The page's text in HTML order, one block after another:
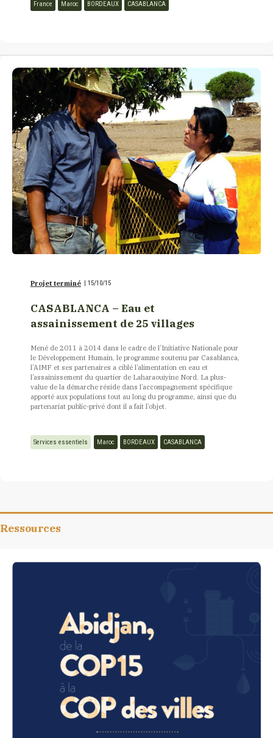
France Maroc BORDEAUX CASABLANCA
Projet terminé 15/10/15
CASABLANCA – Eau et
assainissement de 25 villages
Mené de 2011 à 2014 dans le cadre de l’Initiative Nationale pour
le Développement Humain, le programme soutenu par Casablanca,
l’AIMF et ses partenaires a ciblé l’alimentation en eau et
l’assainissement du quartier de Laharaouiyine Nord. La plus-
value de la démarche réside dans l’accompagnement spécifique
apporté aux populations tout au long du programme, ainsi que du
partenariat public-privé dont il a fait l’objet.
Services essentiels Maroc BORDEAUX CASABLANCA
Ressources